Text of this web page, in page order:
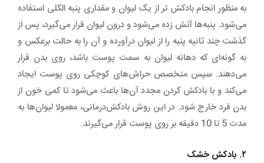
به منظور انجام بادکش تر از یک لیوان و مقداری پنبه الکلی استفاده
می‌شود. پنبه‌ها آتش زده می‌شود و درون لیوان قرار می‌گیرد، پس از
گذشت چند ثانیه پنبه را از لیوان درآورده و آن را به حالت برعکس و
به گونه‌ای که دهانه لیوان به سمت پوست باشد، روی بدن قرار
می‌دهند. سپس متخصص حراش‌های کوچکی روی پوست ایجاد
می‌کند و با بادکش کردن مجدد آن‌ها باعث می‌شود تا کمی خون از
بدن فرد خارج شود. در این روش بادکش‌درمانی، معمولا لیوان‌ها به
مدت 5 تا 10 دقیقه بر روی پوست قرار می‌گیرند.
۲. بادکش خشک